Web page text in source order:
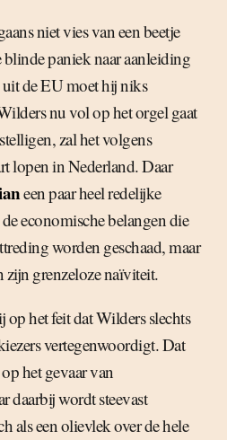
niet vies van een beetje
paniek naar aanleiding
de EU moet hij niks
nu vol op het orgel gaat
zal het volgens
lopen in Nederland. Daar
een paar heel redelijke
economische belangen die
worden geschaad, maar
grenzeloze naïviteit.
het feit dat Wilders slechts
vertegenwoordigt. Dat
het gevaar van
daarbij wordt steevast
als een olievlek over de hele